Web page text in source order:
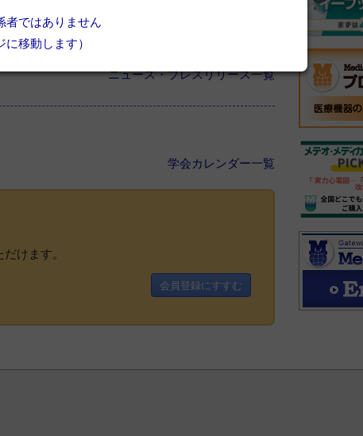
ニュース・プレスリリース一覧
学会カレンダー一覧
けます。
会員登録にすすむ
者ではありません
に移動します）